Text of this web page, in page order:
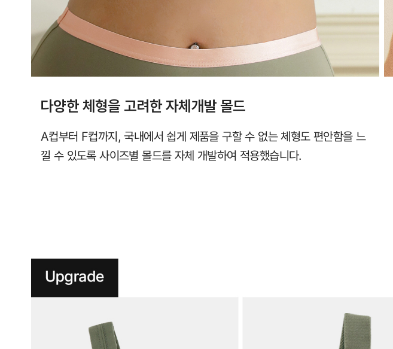
다양한 체형을 고려한 자체개발 몰드
A컵부터 F컵까지, 국내에서 쉽게 제품을 구할 수 없는 체형도 편안함을 느
낄 수 있도록 사이즈별 몰드를 자체 개발하여 적용했습니다.